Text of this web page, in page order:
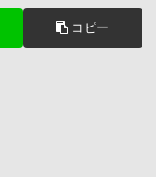
コピー